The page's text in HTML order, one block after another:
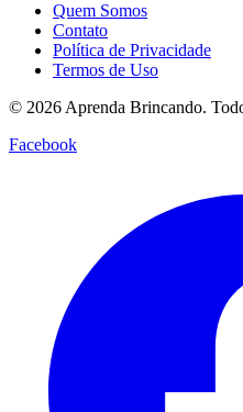
Quem Somos
Contato
Política de Privacidade
Termos de Uso
© 2026 Aprenda Brincando.
Facebook